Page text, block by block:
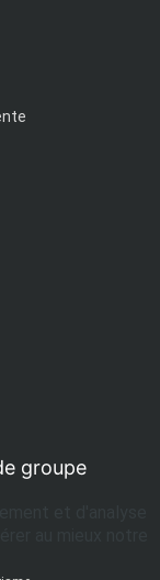
groupe
et d'analyse
au mieux notre